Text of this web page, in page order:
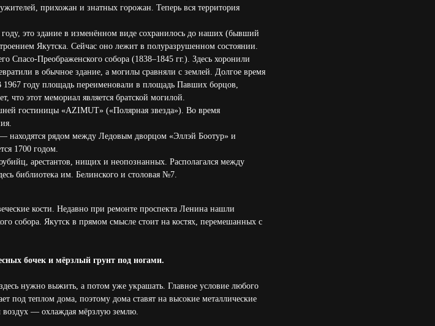
прихожан и знатных горожан. Теперь вся территория
это здание в изменённом виде сохранилось до наших (бывший
Якутска. Сейчас оно лежит в полуразрушенном состоянии.
Спасо-Преображенского собора (1838–1845 гг.). Здесь хоронили
в обычное здание, а могилы сравняли с землей. Долгое время
1967 году площадь переименовали в площадь Павших борцов,
что этот мемориал является братской могилой.
гостиницы «AZIMUT» («Полярная звезда»). Во время
находятся рядом между Ледовым дворцом «Эллэй Боотур» и
1700 годом.
арестантов, нищих и неопознанных. Располагался между
библиотека им. Белинского и столовая №7.
кости. Недавно при ремонте проспекта Ленина нашли
собора. Якутск в прямом смысле стоит на костях, перемешанных с
бочек и мёрзлый грунт под ногами.
нужно выжить, а потом уже украшать. Главное условие любого
под теплом дома, поэтому дома ставят на высокие металлические
— охлаждая мёрзлую землю.